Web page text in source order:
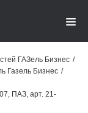
ГАЗель Бизнес /
Газель Бизнес /
ПАЗ, арт. 21-